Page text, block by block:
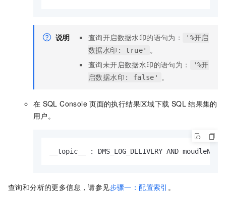
说明 查询开启数据水印的语句为：
'%开启
数据水印: true'
。
查询未开启数据水印的语句为：
'%开
启数据水印: false'
。
在 SQL Console 页面的执行结果区域下载 SQL 结果集的
用户。
__topic__ : DMS_LOG_DELIVERY AND
查询和分析的更多信息，请参见步骤一：配置索引 。